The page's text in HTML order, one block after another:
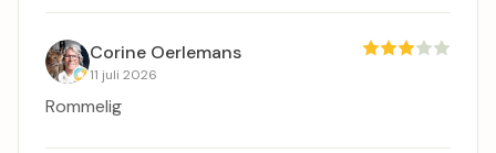
Corine Oerlemans
11 juli 2026
Rommelig